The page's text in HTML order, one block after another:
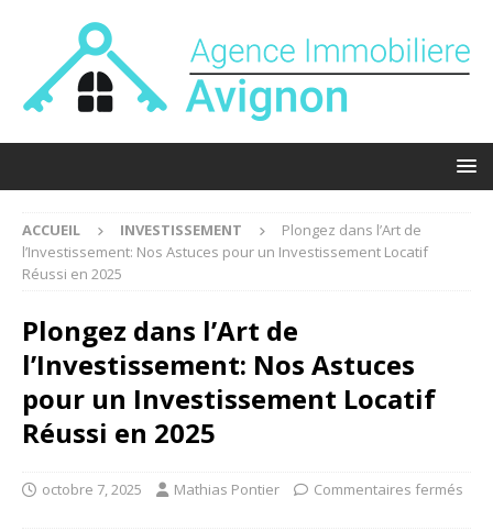
ACCUEIL INVESTISSEMENT
Plongez dans l’Art de
l’Investissement: Nos Astuces pour un Investissement Locatif
Réussi en 2025
Plongez dans l’Art de
l’Investissement: Nos Astuces
pour un Investissement Locatif
Réussi en 2025
octobre 7, 2025 Mathias Pontier Commentaires fermés